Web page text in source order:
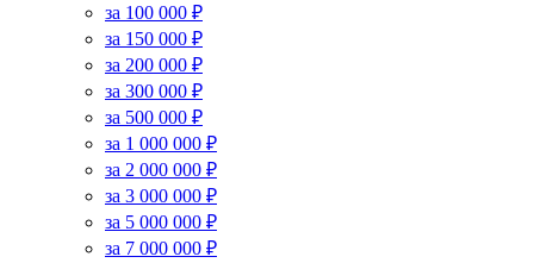
за 100 000 ₽
за 150 000 ₽
за 200 000 ₽
за 300 000 ₽
за 500 000 ₽
за 1 000 000 ₽
за 2 000 000 ₽
за 3 000 000 ₽
за 5 000 000 ₽
за 7 000 000 ₽